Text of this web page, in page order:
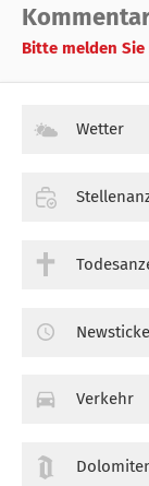
Bitte melden Sie
Wetter
Verkehr